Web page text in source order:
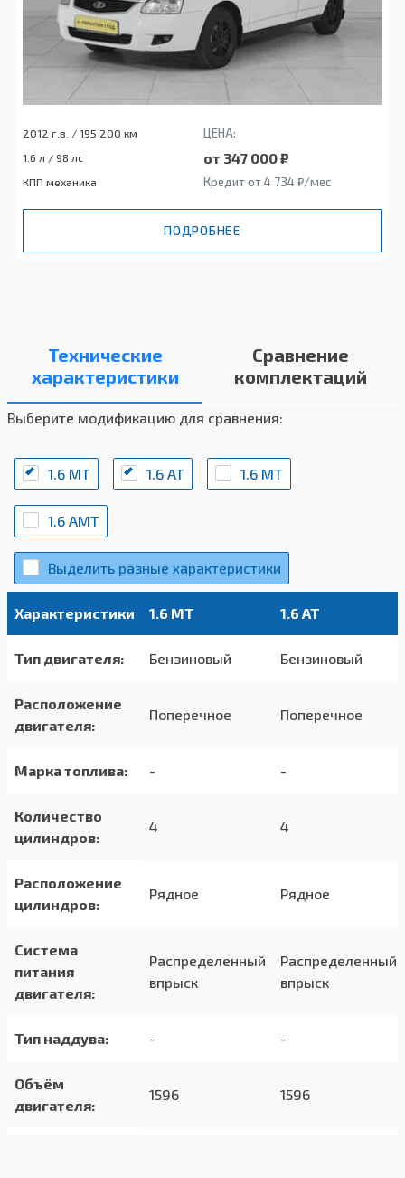
2012 г.в. / 195 200 км ЦЕНА:
1.6 л / 98 лс от 347 000 ₽
КПП механика Кредит от 4 734 ₽/мес
ПОДРОБНЕЕ
Технические
характеристики
Сравнение
комплектаций
Выберите модификацию для сравнения:
1.6 MT 1.6 AT 1.6 MT
1.6 AMT
Выделить разные характеристики
Характеристики 1.6 MT 1.6 AT
Тип двигателя: Бензиновый Бензиновый
Расположение
двигателя:
Поперечное Поперечное
Марка топлива: - -
Количество
цилиндров:
4 4
Расположение
цилиндров:
Рядное Рядное
Система
питания
двигателя:
Распределенный
впрыск
Распределенный
впрыск
Тип наддува: - -
Объём
двигателя:
1596 1596